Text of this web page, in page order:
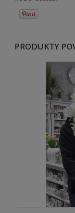
PRODUKTY